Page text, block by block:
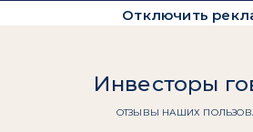
Отключить
Инвесторы
ОТЗЫВЫ НАШИХ